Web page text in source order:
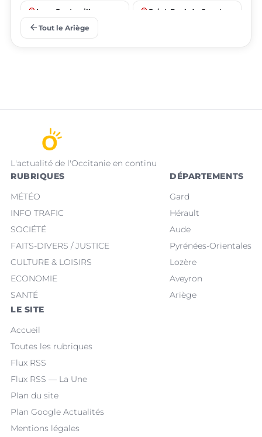
place Lorp-Sentaraille place Saint-Paul-de-Jarrat
arrow_back Tout le Ariège
L'actualité de l'Occitanie en continu
RUBRIQUES
MÉTÉO
INFO TRAFIC
SOCIÉTÉ
FAITS-DIVERS / JUSTICE
CULTURE & LOISIRS
ECONOMIE
SANTÉ
DÉPARTEMENTS
Gard
Hérault
Aude
Pyrénées-Orientales
Lozère
Aveyron
Ariège
LE SITE
Accueil
Toutes les rubriques
Flux RSS
Flux RSS — La Une
Plan du site
Plan Google Actualités
Mentions légales